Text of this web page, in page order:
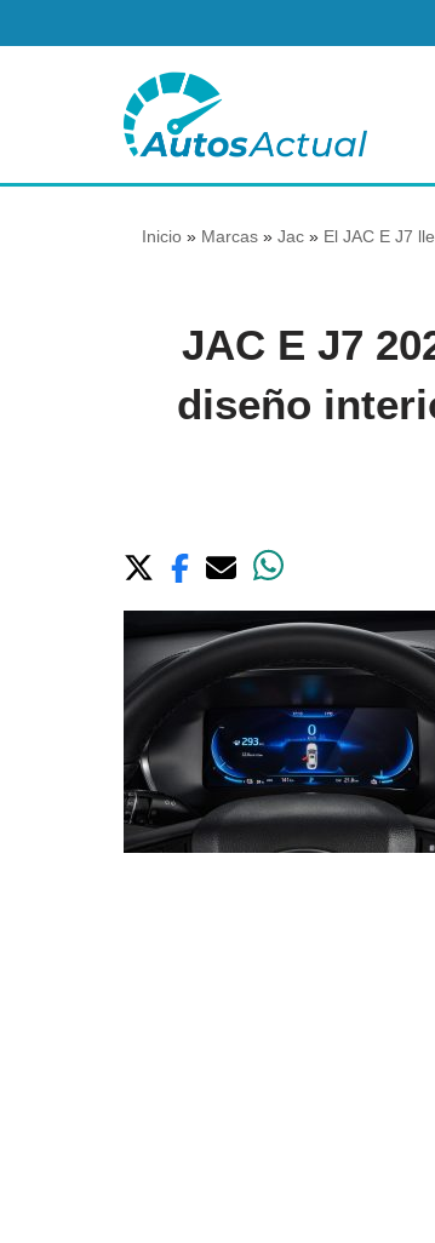
contenido
Inicio » Marcas » Jac » El JAC E J7
JAC E J7
diseño